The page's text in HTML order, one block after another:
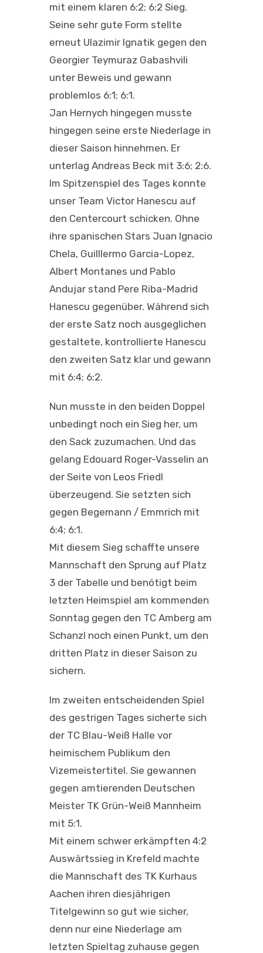
mit einem klaren 6:2; 6:2 Sieg.
Seine sehr gute Form stellte
erneut Ulazimir Ignatik gegen den
Georgier Teymuraz Gabashvili
unter Beweis und gewann
problemlos 6:1; 6:1.
Jan Hernych hingegen musste
hingegen seine erste Niederlage in
dieser Saison hinnehmen. Er
unterlag Andreas Beck mit 3:6; 2:6.
Im Spitzenspiel des Tages konnte
unser Team Victor Hanescu auf
den Centercourt schicken. Ohne
ihre spanischen Stars Juan Ignacio
Chela, Guilllermo Garcia-Lopez,
Albert Montanes und Pablo
Andujar stand Pere Riba-Madrid
Hanescu gegenüber. Während sich
der erste Satz noch ausgeglichen
gestaltete, kontrollierte Hanescu
den zweiten Satz klar und gewann
mit 6:4; 6:2.
Nun musste in den beiden Doppel
unbedingt noch ein Sieg her, um
den Sack zuzumachen. Und das
gelang Edouard Roger-Vasselin an
der Seite von Leos Friedl
überzeugend. Sie setzten sich
gegen Begemann / Emmrich mit
6:4; 6:1.
Mit diesem Sieg schaffte unsere
Mannschaft den Sprung auf Platz
3 der Tabelle und benötigt beim
letzten Heimspiel am kommenden
Sonntag gegen den TC Amberg am
Schanzl noch einen Punkt, um den
dritten Platz in dieser Saison zu
sichern.
Im zweiten entscheidenden Spiel
des gestrigen Tages sicherte sich
der TC Blau-Weiß Halle vor
heimischem Publikum den
Vizemeistertitel. Sie gewannen
gegen amtierenden Deutschen
Meister TK Grün-Weiß Mannheim
mit 5:1.
Mit einem schwer erkämpften 4:2
Auswärtssieg in Krefeld machte
die Mannschaft des TK Kurhaus
Aachen ihren diesjährigen
Titelgewinn so gut wie sicher,
denn nur eine Niederlage am
letzten Spieltag zuhause gegen